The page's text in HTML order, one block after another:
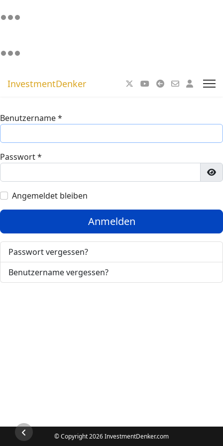
InvestmentDenker
Benutzername*
Passwort*
Angemeldet bleiben
Anmelden
Passwort vergessen?
Benutzername vergessen?
© Copyright 2026 InvestmentDenker.com